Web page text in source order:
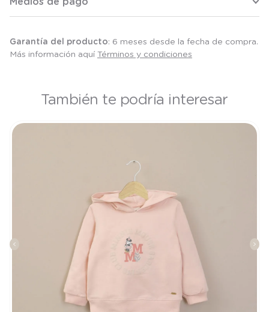
Garantía del producto: 6 meses desde la fecha de compra.
Más información aquí Términos y condiciones
También te podría interesar